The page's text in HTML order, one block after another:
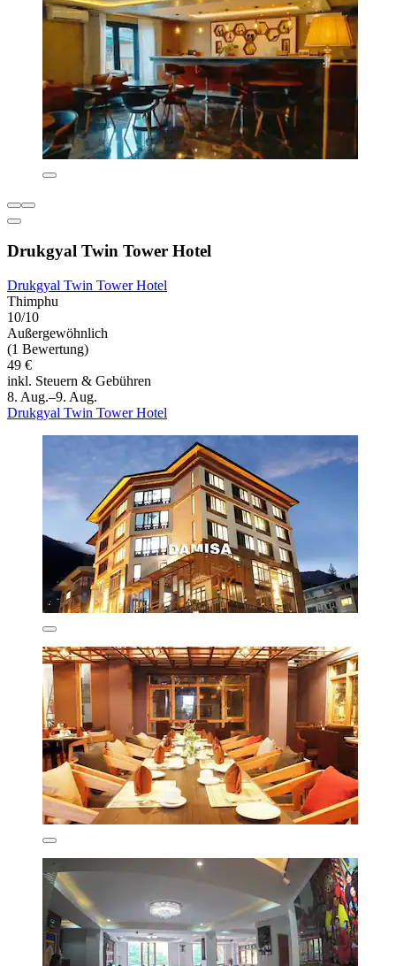
Drukgyal Twin Tower Hotel
Drukgyal Twin Tower Hotel
Thimphu
10/10
Außergewöhnlich
(1 Bewertung)
49 €
inkl. Steuern & Gebühren
8. Aug.–9. Aug.
Drukgyal Twin Tower Hotel